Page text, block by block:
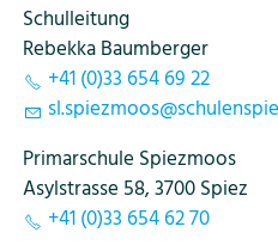
Schulleitung
Rebekka Baumberger
+41 (0)33 654 69 22
slsp zm s sch l nsp
Primarschule Spiezmoos
Asylstrasse 58, 3700 Spiez
+41 (0)33 654 62 70